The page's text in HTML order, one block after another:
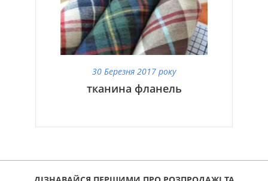
30 Березня 2017 року
тканина фланель